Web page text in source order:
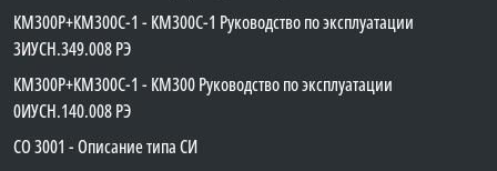
КМ300Р+КМ300С-1 - КМ300C-1 Руководство по эксплуатации
3ИУСН.349.008 РЭ
КМ300Р+КМ300С-1 - КМ300 Руководство по эксплуатации
0ИУСН.140.008 РЭ
СО 3001 - Описание типа СИ